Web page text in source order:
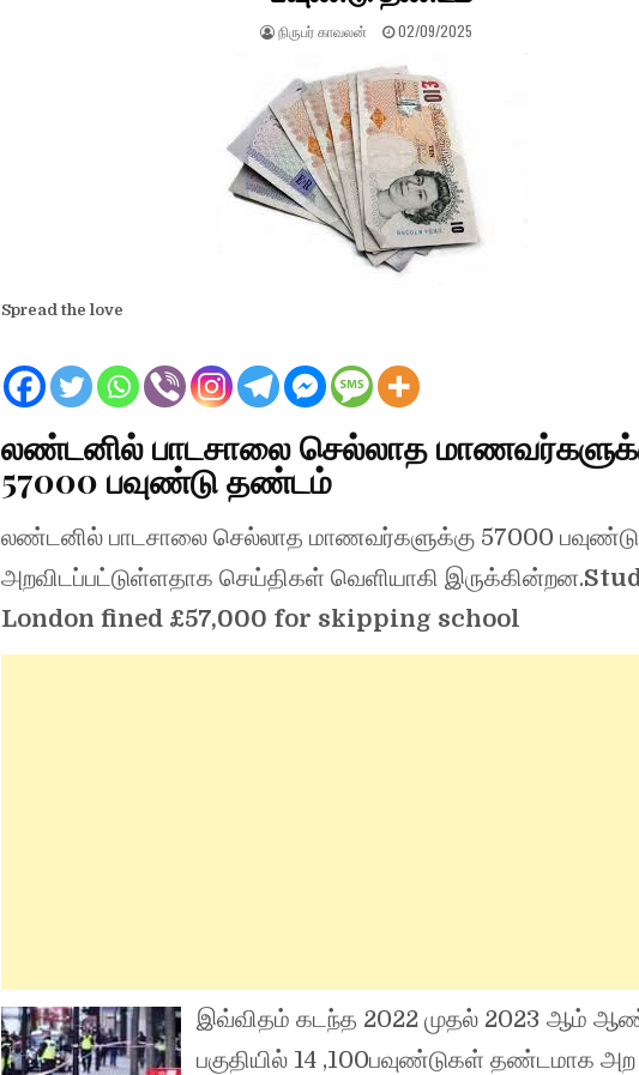
AUTHOR:
நிருபர் காவலன் PUBLISHED DATE:
02/09/2025
Spread the love
லண்டனில் பாடசாலை செல்லாத
57000 பவுண்டு தண்டம்
லண்டனில் பாடசாலை செல்லாத மாணவர்களுக்கு 57000
அறவிடப்பட்டுள்ளதாக செய்திகள் வெளியாகி இருக்கின்றன.
London fined £57,000 for skipping school
இவ்விதம் கடந்த 2022 முதல் 2023 ஆம்
பகுதியில் 14 ,100பவுண்டுகள் தண்டமாக அற